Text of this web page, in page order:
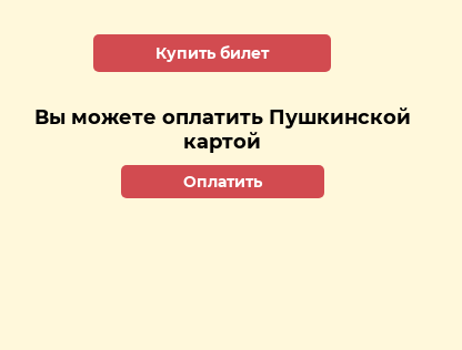
Купить билет
Вы можете оплатить Пушкинской
картой
Оплатить